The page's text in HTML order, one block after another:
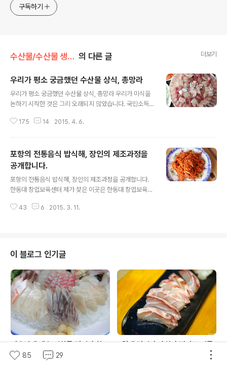
구독하기
수산물/수산물 생선회 상식 백과 의 다른 글 더보기
우리가 평소 궁금했던 수산물 상식, 총망라
우리가 평소 궁금했던 수산물 상식, 총망라 우리가 미식을
논하기 시작한 것은 그리 오래되지 않았습니다. 국민소득
우는 단순 목적이 아닌 '어떻게 하면 맛있고 건강하게 먹을
수산물입니다. 오늘은 우리가 평소 궁금할 만한 수산물 상
식을 총망라하였습니다. 평소 제 이메일에는 낚시와 수산
물과 관련해 많은 문의가 들어오고 있는데요. 그중에서 몇
가지를 뽑아 Q&A 형식으로 진행해 보았습니다. #. Ques
드렸는데 또 한번 메일을 보내게 되네요. 이번에는 생새우
175 14 2015. 4. 6.
포항의 전통음식 밥식해, 장인의 제조과정을
공개합니다.
포항의 전통음식 밥식해, 장인의 제조과정을 공개합니다.
한동대 창업보육센터 제가 찾은 이곳은 한동대 창업보육센
은 물론, 사라지거나 숨은 옛맛을 되살리고자 하는 음식을
만든 장아찌가 새로 개발돼 특화하고 있었습니다. 이 중에
서 오늘 알아본 것은 포항의 전통 음식인 밥식해입니다. 밥
식해는 우리가 평소 마시는 음료인 식혜와 전혀 다른 음식
이지만, 모두 쌀과 엿기름을 넣어만든 발효음식이라는 점
에서는 공통점을 갖고 있습니다. 다만, 식해와 식혜는 발음
상으로 구분하기 어렵기 때문에 우리가 마시는..
43 6 2015. 3. 11.
이 블로그 인기글
더운날엔 왜 농어회를 먹어야 할
까? 알고 먹으면 100배 맛있는 농
7월에 먹어야 가치가 빛나는 여름
85 29